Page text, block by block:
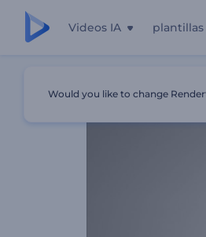
Videos IA
Would you like to change